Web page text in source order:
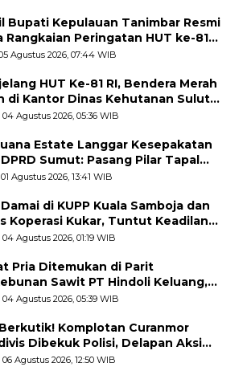
Bupati Kepulauan Tanimbar Resmi
Rangkaian Peringatan HUT ke-81
RI, ASN Diajak Perkuat
Agustus 2026, 07:44 WIB
HUT Ke-81 RI, Bendera Merah
di Kantor Dinas Kehutanan Sulut
Warga
04 Agustus 2026, 05:36 WIB
Estate Langgar Kesepakatan
DPRD Sumut: Pasang Pilar Tapal
Sepihak Tanpa Libatkan
Agustus 2026, 13:41 WIB
di KUPP Kuala Samboja dan
Koperasi Kukar, Tuntut Keadilan
Kerja yang Adil
04 Agustus 2026, 01:19 WIB
Pria Ditemukan di Parit
Sawit PT Hindoli Keluang,
Selidiki Penyebab Kematian
04 Agustus 2026, 05:39 WIB
Komplotan Curanmor
Dibekuk Polisi, Delapan Aksi
Di Candipuro Terungkap
06 Agustus 2026, 12:50 WIB